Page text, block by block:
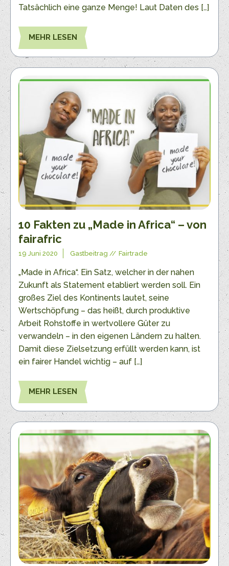
Tatsächlich eine ganze Menge! Laut Daten des […]
MEHR LESEN
10 Fakten zu „Made in Africa“ – von
fairafric
19 Juni 2020 Gastbeitrag Fairtrade
„Made in Africa“. Ein Satz, welcher in der nahen
Zukunft als Statement etabliert werden soll. Ein
großes Ziel des Kontinents lautet, seine
Wertschöpfung – das heißt, durch produktive
Arbeit Rohstoffe in wertvollere Güter zu
verwandeln – in den eigenen Ländern zu halten.
Damit diese Zielsetzung erfüllt werden kann, ist
ein fairer Handel wichtig – auf […]
MEHR LESEN